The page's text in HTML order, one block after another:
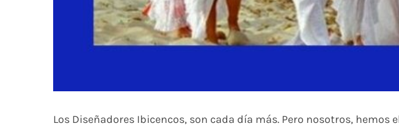
Los Diseñadores Ibicencos, son cada día más. Pero nosotros,